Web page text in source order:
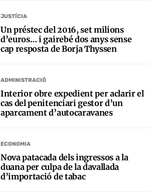
JUSTÍCIA
Un préstec del 2016, set milions
d’euros… i gairebé dos anys sense
cap resposta de Borja Thyssen
ADMINISTRACIÓ
Interior obre expedient per aclarir el
cas del penitenciari gestor d’un
aparcament d’autocaravanes
ECONOMIA
Nova patacada dels ingressos a la
duana per culpa de la davallada
d’importació de tabac